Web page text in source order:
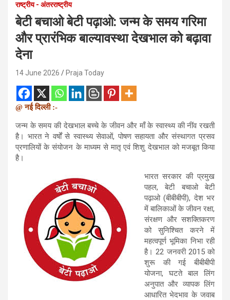
राष्ट्रीय - अंतरराष्ट्रीय
बेटी बचाओ बेटी पढ़ाओ: जन्म के समय गरिमा
और प्रारंभिक बाल्यावस्था देखभाल को बढ़ावा
देना
14 June 2026 Praja Today
@ नई दिल्ली :-
जन्म के समय की देखभाल बच्चे के जीवन और माँ के स्वास्थ्य की नींव रखती
है। भारत ने वर्षों से स्वास्थ्य सेवाओं, पोषण सहायता और संस्थागत प्रसव
प्रणालियों के संयोजन के माध्यम से मातृ एवं शिशु देखभाल को मजबूत किया
है।
भारत सरकार की प्रमुख
पहल, बेटी बचाओ बेटी
पढ़ाओ (बीबीबीपी), देश भर
में बालिकाओं के जीवन रक्षा,
संरक्षण और सशक्तिकरण
को सुनिश्चित करने में
महत्वपूर्ण भूमिका निभा रही
है। 22 जनवरी 2015 को
शुरू की गई बीबीबीपी
योजना, घटते बाल लिंग
अनुपात और व्यापक लिंग
आधारित भेदभाव के जवाब